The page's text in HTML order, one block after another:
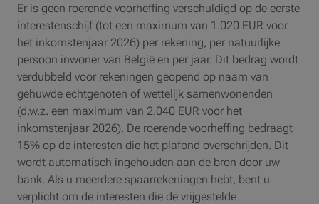
Er is geen roerende voorheffing verschuldigd op de eerste
interestenschijf (tot een maximum van 1.020 EUR voor
het inkomstenjaar 2026) per rekening, per natuurlijke
persoon inwoner van België en per jaar. Dit bedrag wordt
verdubbeld voor rekeningen geopend op naam van
gehuwde echtgenoten of wettelijk samenwonenden
(d.w.z. een maximum van 2.040 EUR voor het
inkomstenjaar 2026). De roerende voorheffing bedraagt
15% op de interesten die het plafond overschrijden. Dit
wordt automatisch ingehouden aan de bron door uw
bank. Als u meerdere spaarrekeningen hebt, bent u
verplicht om de interesten die de vrijgestelde